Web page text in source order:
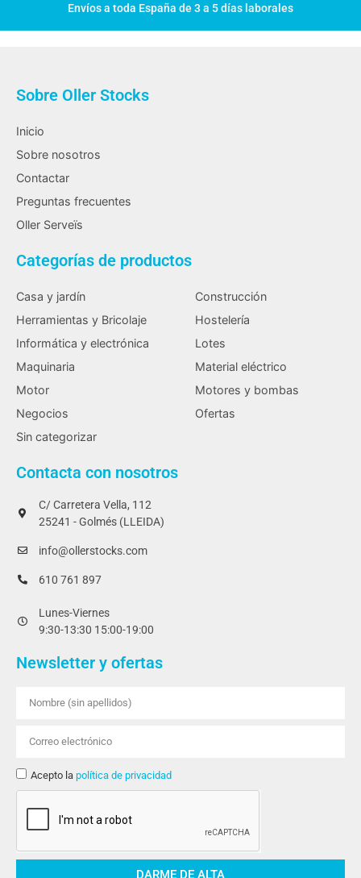
Envíos a toda España de 3 a 5 días laborales
Sobre Oller Stocks
Inicio
Sobre nosotros
Contactar
Preguntas frecuentes
Oller Serveïs
Categorías de productos
Casa y jardín
Construcción
Herramientas y Bricolaje
Hostelería
Informática y electrónica
Lotes
Maquinaria
Material eléctrico
Motor
Motores y bombas
Negocios
Ofertas
Sin categorizar
Contacta con nosotros
C/ Carretera Vella, 112
25241 - Golmés (LLEIDA)
info@ollerstocks.com
610 761 897
Lunes-Viernes
9:30-13:30 15:00-19:00
Newsletter y ofertas
Acepto la política de privacidad